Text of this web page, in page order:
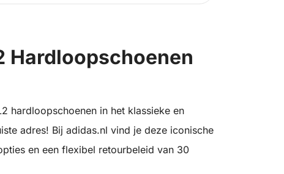
Hardloopschoenen
hardloopschoenen in het klassieke en
adres! Bij adidas.nl vind je deze iconische
en een flexibel retourbeleid van 30